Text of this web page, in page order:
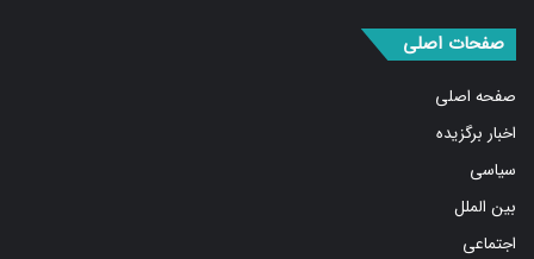
صفحات اصلی
صفحه اصلی
اخبار برگزیده
سیاسی
بین الملل
اجتماعی